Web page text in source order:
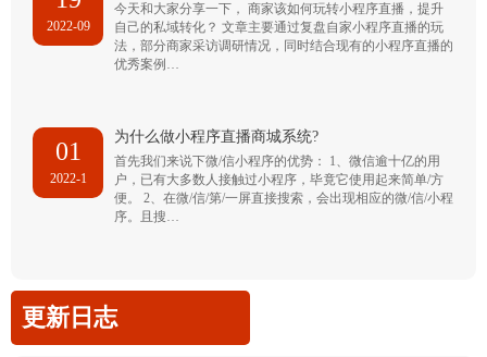
2022-09
今天和大家分享一下， 商家该如何玩转小程序直播，提升
自己的私域转化？ 文章主要通过复盘自家小程序直播的玩
法，部分商家采访调研情况，同时结合现有的小程序直播的
优秀案例…
01
2022-1
为什么做小程序直播商城系统?
首先我们来说下微/信小程序的优势： 1、微信逾十亿的用
户，已有大多数人接触过小程序，毕竟它使用起来简单/方
便。 2、在微/信/第/一屏直接搜索，会出现相应的微/信/小程
序。且搜…
更新日志